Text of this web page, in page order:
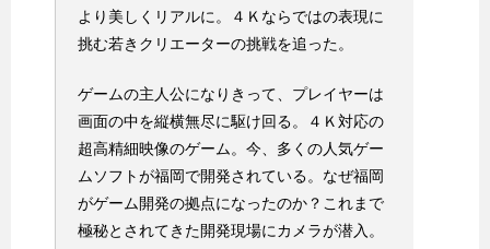
より美しくリアルに。４Ｋならではの表現に
挑む若きクリエーターの挑戦を追った。
ゲームの主人公になりきって、プレイヤーは
画面の中を縦横無尽に駆け回る。４Ｋ対応の
超高精細映像のゲーム。今、多くの人気ゲー
ムソフトが福岡で開発されている。なぜ福岡
がゲーム開発の拠点になったのか？これまで
極秘とされてきた開発現場にカメラが潜入。